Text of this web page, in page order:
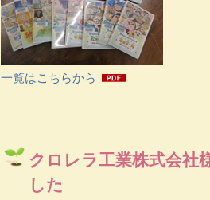
一覧はこちらから
クロレラ工業株式会社
した